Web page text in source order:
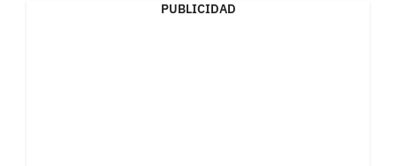
PUBLICIDAD